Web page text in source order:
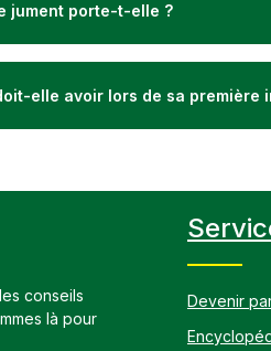
pression de
l‘énergie
processus
pression
cellulose
jument porte-t-elle ?
elle avoir lors de sa première
conseils
là pour
Devenir